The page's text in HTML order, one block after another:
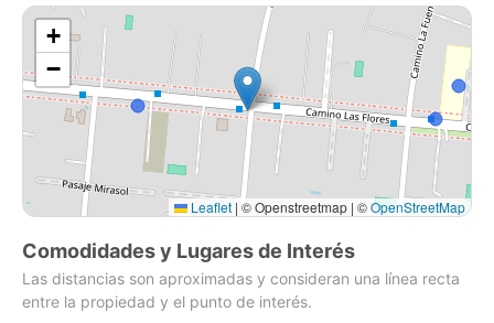
Inmobiliarias.
+
−
Leaflet | © Openstreetmap | ©OpenStreetMap
Comodidades y Lugares de Interés
Las distancias son aproximadas y consideran una línea recta
entre la propiedad y el punto de interés.